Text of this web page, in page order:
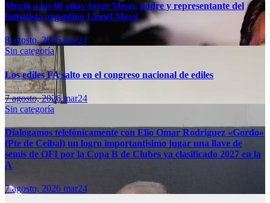
Murió a los 68 años Jorge Messi, padre y representante del
futbolista argentino Lionel Messi
8 agosto, 2026mar24
Sin categoría
Los ediles FA salto en el congreso nacional de ediles
7 agosto, 2026mar24
Sin categoría
Dialogamos telefónicamente con Elio Omar Rodriguez «Gordo»
(Pte de Ceibal) un logro importantisimo jugar una llave de
semis de OFI por la Copa B de Clubes ya clasificado 2027 en la
A
7 agosto, 2026 mar24